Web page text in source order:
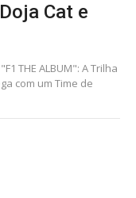
Cat e
THE ALBUM": A Trilha
com um Time de